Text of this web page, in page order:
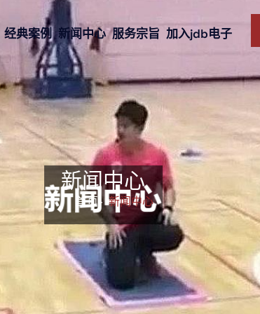
经典案例 新闻中心 服务宗旨 加入jdb电子
新闻中心
首页- 新闻中心